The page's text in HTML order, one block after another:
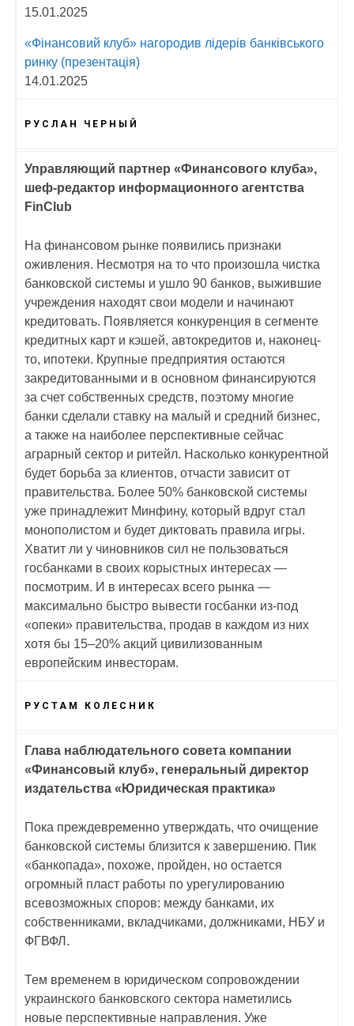
15.01.2025
«Фінансовий клуб» нагородив лідерів банківського
ринку (презентація)
14.01.2025
РУСЛАН ЧЕРНЫЙ
Управляющий партнер «Финансового клуба»,
шеф-редактор информационного агентства
FinClub
На финансовом рынке появились признаки
оживления. Несмотря на то что произошла чистка
банковской системы и ушло 90 банков, выжившие
учреждения находят свои модели и начинают
кредитовать. Появляется конкуренция в сегменте
кредитных карт и кэшей, автокредитов и, наконец-
то, ипотеки. Крупные предприятия остаются
закредитованными и в основном финансируются
за счет собственных средств, поэтому многие
банки сделали ставку на малый и средний бизнес,
а также на наиболее перспективные сейчас
аграрный сектор и ритейл. Насколько конкурентной
будет борьба за клиентов, отчасти зависит от
правительства. Более 50% банковской системы
уже принадлежит Минфину, который вдруг стал
монополистом и будет диктовать правила игры.
Хватит ли у чиновников сил не пользоваться
госбанками в своих корыстных интересах —
посмотрим. И в интересах всего рынка —
максимально быстро вывести госбанки из-под
«опеки» правительства, продав в каждом из них
хотя бы 15–20% акций цивилизованным
европейским инвесторам.
РУСТАМ КОЛЕСНИК
Глава наблюдательного совета компании
«Финансовый клуб», генеральный директор
издательства «Юридическая практика»
Пока преждевременно утверждать, что очищение
банковской системы близится к завершению. Пик
«банкопада», похоже, пройден, но остается
огромный пласт работы по урегулированию
всевозможных споров: между банками, их
собственниками, вкладчиками, должниками, НБУ и
ФГВФЛ.
Тем временем в юридическом сопровождении
украинского банковского сектора наметились
новые перспективные направления. Уже